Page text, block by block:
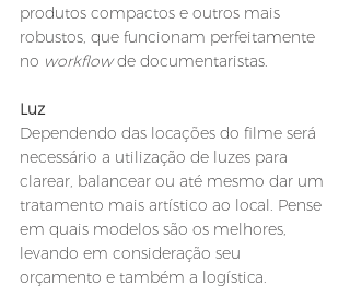
produtos compactos e outros mais
robustos, que funcionam perfeitamente
no workflow de documentaristas.
Luz
Dependendo das locações do filme será
necessário a utilização de luzes para
clarear, balancear ou até mesmo dar um
tratamento mais artístico ao local. Pense
em quais modelos são os melhores,
levando em consideração seu
orçamento e também a logística.